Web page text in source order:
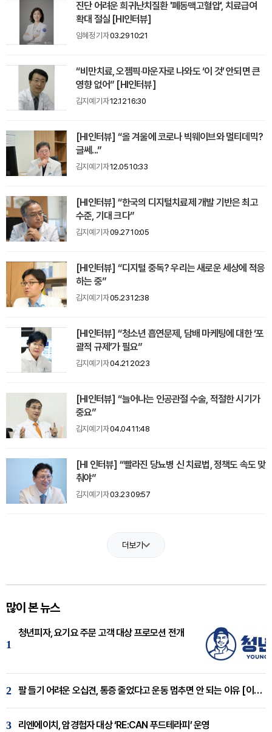
진단 어려운 희귀난치질환 '폐동맥고혈압', 치료급여
확대 절실 [HI인터뷰]
임혜정 기자03.29 10:21
“비만치료, 오젬픽‧마운자로 나와도 ‘이 것’ 안되면 큰
영향 없어” [HI인터뷰]
김지예 기자12.12 16:30
[HI인터뷰] “올 겨울에 코로나 빅웨이브와 멀티데믹?
글쎄...”
김지예 기자12.05 10:33
[HI인터뷰] “한국의 디지털치료제 개발 기반은 최고
수준, 기대 크다”
김지예 기자09.27 10:05
[HI인터뷰] “디지털 중독? 우리는 새로운 세상에 적응
하는 중”
김지예 기자05.23 12:38
[HI인터뷰] “청소년 흡연문제, 담배 마케팅에 대한 ‘포
괄적 규제’가 필요”
김지예 기자04.21 20:23
[HI인터뷰] “늘어나는 인공관절 수술, 적절한 시기가
중요”
김지예 기자04.04 11:48
[HI 인터뷰] “빨라진 당뇨병 신 치료법, 정책도 속도 맞
춰야”
김지예 기자03.23 09:57
더보기
많이 본 뉴스
1
청년피자, 요기요 주문 고객 대상 프로모션 전개
2 팔 들기 어려운 오십견, 통증 줄었다고 운동 멈추면 안 되는 이유 [이병욱 원장 칼럼]
3 리엔에이치, 암경험자 대상 ‘RE:CAN 푸드테라피’ 운영